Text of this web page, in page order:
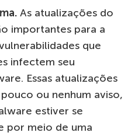
As atualizações do
importantes para a
que
infectem seu
Essas atualizações
ou nenhum aviso,
estiver se
por meio de uma